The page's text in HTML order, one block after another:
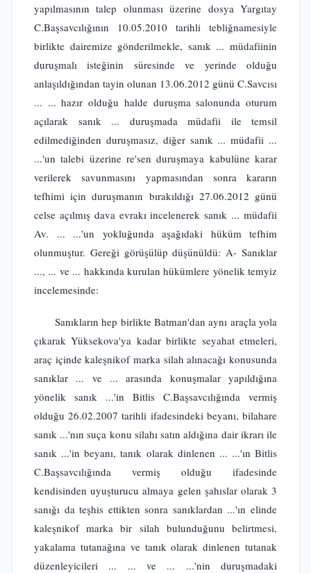
yapılmasının talep olunması üzerine dosya Yargıtay
C.Başsavcılığının 10.05.2010 tarihli tebliğnamesiyle
birlikte dairemize gönderilmekle, sanık ... müdafiinin
duruşmalı isteğinin süresinde ve yerinde olduğu
anlaşıldığından tayin olunan 13.06.2012 günü C.Savcısı
... ... hazır olduğu halde duruşma salonunda oturum
açılarak sanık ... duruşmada müdafii ile temsil
edilmediğinden duruşmasız, diğer sanık ... müdafii ...
...'un talebi üzerine re'sen duruşmaya kabulüne karar
verilerek savunmasını yapmasından sonra kararın
tefhimi için duruşmanın bırakıldığı 27.06.2012 günü
celse açılmış dava evrakı incelenerek sanık ... müdafii
Av. ... ...'un yokluğunda aşağıdaki hüküm tefhim
olunmuştur. Gereği görüşülüp düşünüldü: A- Sanıklar
..., ... ve ... hakkında kurulan hükümlere yönelik temyiz
incelemesinde:
Sanıkların hep birlikte Batman'dan aynı araçla yola
çıkarak Yüksekova'ya kadar birlikte seyahat etmeleri,
araç içinde kaleşnikof marka silah alınacağı konusunda
sanıklar ... ve ... arasında konuşmalar yapıldığına
yönelik sanık ...'in Bitlis C.Başsavcılığında vermiş
olduğu 26.02.2007 tarihli ifadesindeki beyanı, bilahare
sanık ...'nın suça konu silahı satın aldığına dair ikrarı ile
sanık ...'in beyanı, tanık olarak dinlenen ... ...'ın Bitlis
C.Başsavcılığında vermiş olduğu ifadesinde
kendisinden uyuşturucu almaya gelen şahıslar olarak 3
sanığı da teşhis ettikten sonra sanıklardan ...'ın elinde
kaleşnikof marka bir silah bulunduğunu belirtmesi,
yakalama tutanağına ve tanık olarak dinlenen tutanak
düzenleyicileri ... ... ve ... ...'nin duruşmadaki